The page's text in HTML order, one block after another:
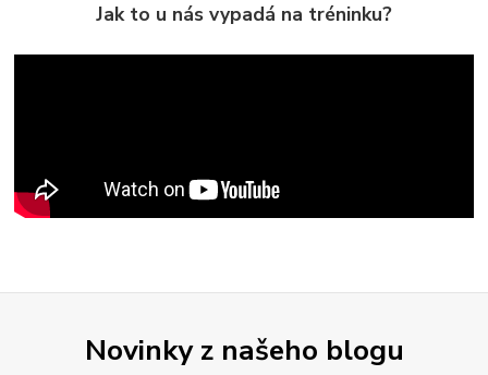
Jak to u nás vypadá na tréninku?
Novinky z našeho blogu